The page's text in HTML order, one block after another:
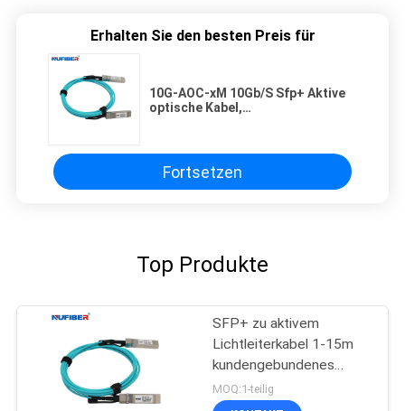
Erhalten Sie den besten Preis für
10G-AOC-xM 10Gb/S Sfp+ Aktive
optische Kabel,
Fortsetzen
Top Produkte
SFP+ zu aktivem
Lichtleiterkabel 1-15m
kundengebundenes
Hochgeschwindigkeits-
10Gb/S SFP+
MOQ:1-teilig